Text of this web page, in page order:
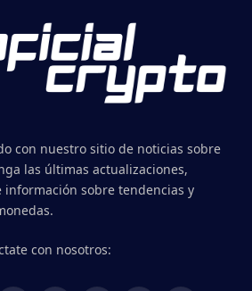
con nuestro sitio de noticias sobre
las últimas actualizaciones,
información sobre tendencias y
con nosotros: